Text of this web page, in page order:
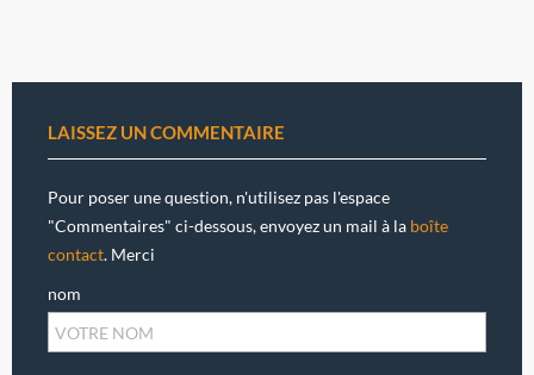
LAISSEZ UN COMMENTAIRE
Pour poser une question, n'utilisez pas l'espace
"Commentaires" ci-dessous, envoyez un mail à la boîte
contact. Merci
nom